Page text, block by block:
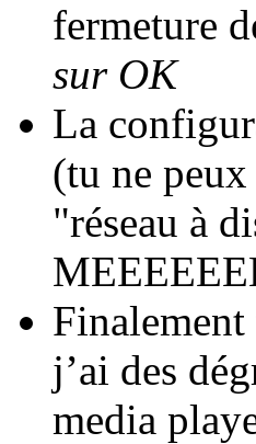
fermeture
sur OK
La
(tu ne
"réseau à
j’ai des
media